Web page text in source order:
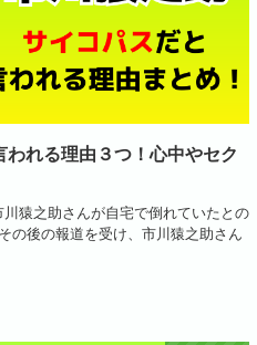
れる理由３つ！心中やセク
猿之助さんが自宅で倒れていたとの
の後の報道を受け、市川猿之助さん